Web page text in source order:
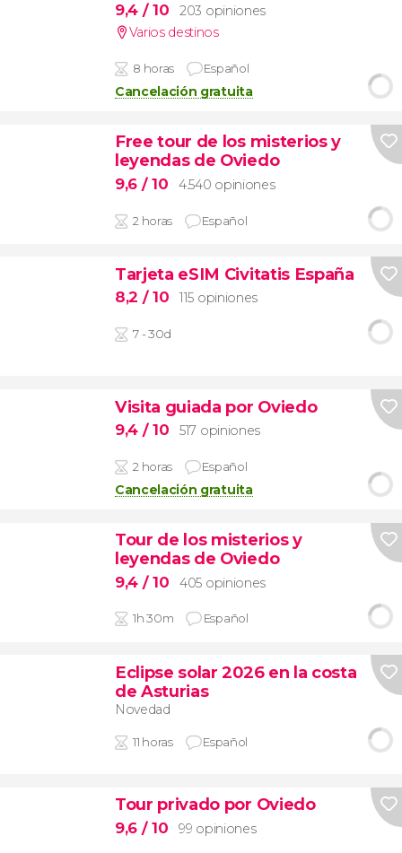
9,4 / 10
203 opiniones
Varios destinos
8 horas Español
Cancelación gratuita
Free tour de los misterios y
leyendas de Oviedo
9,6 / 10 4.540 opiniones
2 horas Español
Tarjeta eSIM Civitatis España
8,2 / 10 115 opiniones
7 - 30d
Visita guiada por Oviedo
9,4 / 10 517 opiniones
2 horas Español
Cancelación gratuita
Tour de los misterios y
leyendas de Oviedo
9,4 / 10 405 opiniones
1h 30m Español
Eclipse solar 2026 en la costa
de Asturias
Novedad
11 horas Español
Tour privado por Oviedo
9,6 / 10 99 opiniones